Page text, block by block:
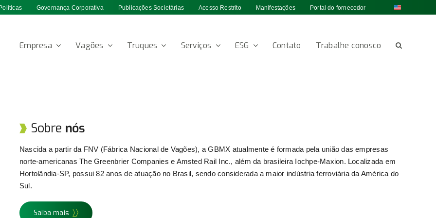
Políticas Governança Corporativa Publicações Societárias Acesso Restrito Manifestações Portal do fornecedor
Empresa Vagões Truques Serviços ESG Contato Trabalhe conosco
Sobre nós
Nascida a partir da FNV (Fábrica Nacional de Vagões), a GBMX atualmente é formada pela união das empresas
norte-americanas The Greenbrier Companies e Amsted Rail Inc., além da brasileira Iochpe-Maxion. Localizada em
Hortolândia-SP, possui 82 anos de atuação no Brasil, sendo considerada a maior indústria ferroviária da América do
Sul.
Saiba mais